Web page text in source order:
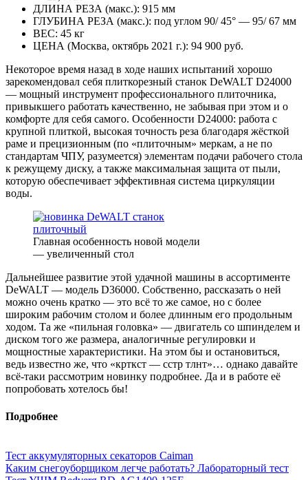
ДЛИНА РЕЗА (макс.): 915 мм
ГЛУБИНА РЕЗА (макс.): под углом 90/ 45° — 95/ 67 мм
ВЕС: 45 кг
ЦЕНА (Москва, октябрь 2021 г.): 94 900 руб.
Некоторое время назад в ходе наших испытаний хорошо
зарекомендовал себя плиткорезный станок DeWALT D24000
— мощный инструмент профессионального плиточника,
привыкшего работать качественно, не забывая при этом и о
комфорте для себя самого. Особенности D24000: работа с
крупной плиткой, высокая точность реза благодаря жёсткой
раме и прецизионным (по «плиточным» меркам, а не по
стандартам ЧПУ, разумеется) элементам подачи рабочего стола
к режущему диску, а также максимальная защита от пыли,
которую обеспечивает эффективная система циркуляции
воды.
Главная особенность новой модели
— увеличенный стол
Дальнейшее развитие этой удачной машины в ассортименте
DeWALT — модель D36000. Собственно, рассказать о ней
можно очень кратко — это всё то же самое, но с более
широким рабочим столом и более длинным его продольным
ходом. Та же «пильная головка» — двигатель со шпинделем и
диском того же размера, аналогичные регулировки и
мощностные характеристики. На этом бы и остановиться,
ведь известно же, что «крткст — сстр тлнт»… однако давайте
всё-таки рассмотрим новинку подробнее. Да и в работе её
попробовать хотелось бы!
Подробнее
Тест аккумуляторных секаторов Caiman
Каким снегоуборщиком легче работать? Лабораторный тест